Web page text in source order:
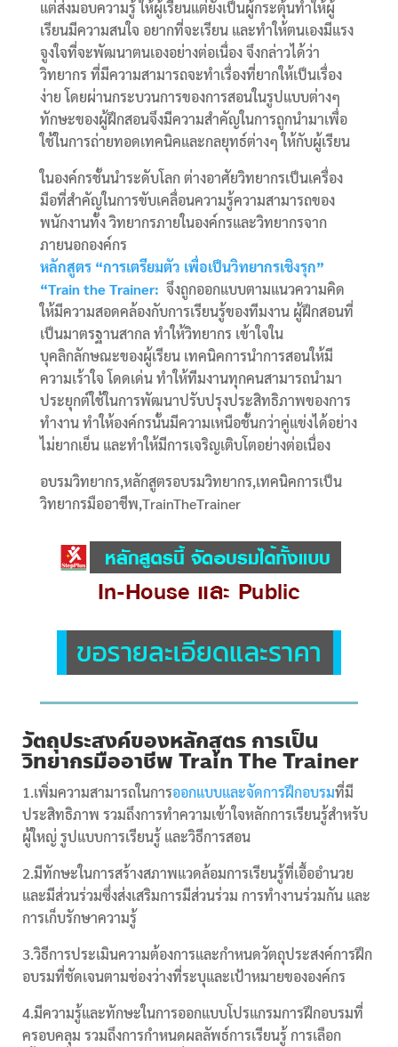
แต่ส่งมอบความรู้ ให้ผู้เรียนแต่ยังเป็นผู้กระตุ้นทำให้ผู้
เรียนมีความสนใจ อยากที่จะเรียน และทำให้ตนเองมีแรง
จูงใจที่จะพัฒนาตนเองอย่างต่อเนื่อง จึงกล่าวได้ว่า
วิทยากร ที่มีความสามารถจะทำเรื่องที่ยากให้เป็นเรื่อง
ง่าย โดยผ่านกระบวนการของการสอนในรูปแบบต่างๆ
ทักษะของผู้ฝึกสอนจึงมีความสำคัญในการถูกนำมาเพื่อ
ใช้ในการถ่ายทอดเทคนิคและกลยุทธ์ต่างๆ ให้กับผู้เรียน
ในองค์กรชั้นนำระดับโลก ต่างอาศัยวิทยากรเป็นเครื่อง
มือที่สำคัญในการขับเคลื่อนความรู้ความสามารถของ
พนักงานทั้ง วิทยากรภายในองค์กรและวิทยากรจาก
ภายนอกองค์กร
หลักสูตร “การเตรียมตัว เพื่อเป็นวิทยากรเชิงรุก”
“Train the Trainer: จึงถูกออกแบบตามแนวความคิด
ให้มีความสอดคล้องกับการเรียนรู้ของทีมงาน ผู้ฝึกสอนที่
เป็นมาตรฐานสากล ทำให้วิทยากร เข้าใจใน
บุคลิกลักษณะของผู้เรียน เทคนิคการนำการสอนให้มี
ความเร้าใจ โดดเด่น ทำให้ทีมงานทุกคนสามารถนำมา
ประยุกต์ใช้ในการพัฒนาปรับปรุงประสิทธิภาพของการ
ทำงาน ทำให้องค์กรนั้นมีความเหนือชั้นกว่าคู่แข่งได้อย่าง
ไม่ยากเย็น และทำให้มีการเจริญเติบโตอย่างต่อเนื่อง
อบรมวิทยากร,หลักสูตรอบรมวิทยากร,เทคนิคการเป็น
วิทยากรมืออาชีพ,TrainTheTrainer
วัตถุประสงค์ของหลักสูตร การเป็น
วิทยากรมืออาชีพ Train The Trainer
1.เพิ่มความสามารถในการออกแบบและจัดการฝึกอบรมที่มี
ประสิทธิภาพ รวมถึงการทำความเข้าใจหลักการเรียนรู้สำหรับ
ผู้ใหญ่ รูปแบบการเรียนรู้ และวิธีการสอน
2.มีทักษะในการสร้างสภาพแวดล้อมการเรียนรู้ที่เอื้ออำนวย
และมีส่วนร่วมซึ่งส่งเสริมการมีส่วนร่วม การทำงานร่วมกัน และ
การเก็บรักษาความรู้
3.วิธีการประเมินความต้องการและกำหนดวัตถุประสงค์การฝึก
อบรมที่ชัดเจนตามช่องว่างที่ระบุและเป้าหมายขององค์กร
4.มีความรู้และทักษะในการออกแบบโปรแกรมการฝึกอบรมที่
ครอบคลุม รวมถึงการกำหนดผลลัพธ์การเรียนรู้ การเลือก